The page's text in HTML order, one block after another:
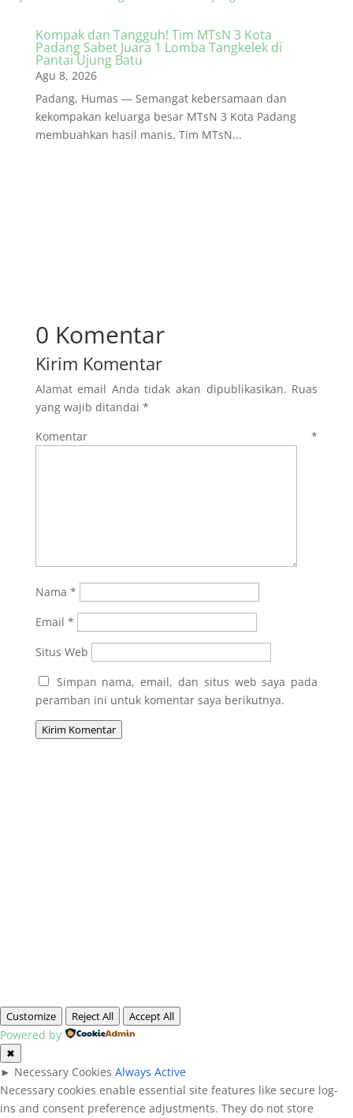
Kompak dan Tangguh! Tim MTsN 3 Kota
Padang Sabet Juara 1 Lomba Tangkelek di
Pantai Ujung Batu
Agu 8, 2026
Padang, Humas — Semangat kebersamaan dan
kekompakan keluarga besar MTsN 3 Kota Padang
membuahkan hasil manis. Tim MTsN...
0 Komentar
Kirim Komentar
Alamat email Anda tidak akan dipublikasikan. Ruas
yang wajib ditandai *
Komentar*
Nama *
Email *
Situs Web
Simpan nama, email, dan situs web saya pada
peramban ini untuk komentar saya berikutnya.
Kirim Komentar
Customize Reject All Accept All
Powered by
✖
► Necessary Cookies Always Active
Necessary cookies enable essential site features like secure log-
ins and consent preference adjustments. They do not store